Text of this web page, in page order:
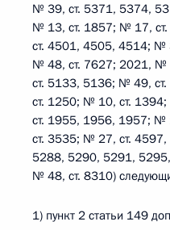
№ 39, ст. 5371, 5374,
№ 13, ст. 1857; № 17,
ст. 4501, 4505, 4514; №
№ 48, ст. 7627; 2021, №
ст. 5133, 5136; № 49,
ст. 1250; № 10, ст.
ст. 1955, 1956, 1957;
ст. 3535; № 27, ст.
5288, 5290, 5291,
№ 48, ст. 8310)
1) пункт 2 статьи 149